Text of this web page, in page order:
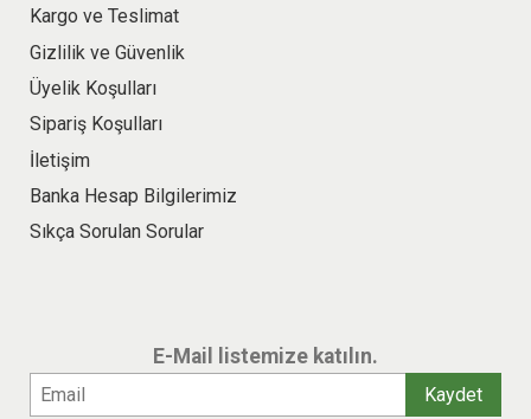
Kargo ve Teslimat
Gizlilik ve Güvenlik
Üyelik Koşulları
Sipariş Koşulları
İletişim
Banka Hesap Bilgilerimiz
Sıkça Sorulan Sorular
E-Mail listemize katılın.